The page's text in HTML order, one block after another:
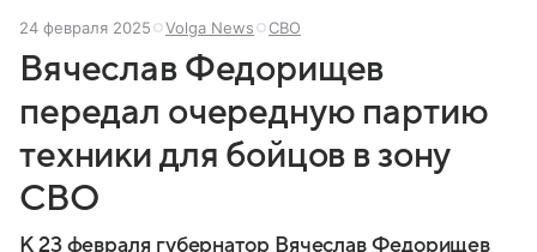
24 февраля 2025 Volga News СВО
Вячеслав Федорищев
передал очередную партию
техники для бойцов в зону
СВО
К 23 февраля губернатор Вячеслав Федорищев